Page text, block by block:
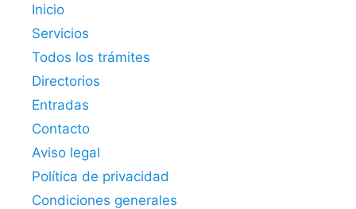
Inicio
Servicios
Todos los trámites
Directorios
Entradas
Contacto
Aviso legal
Política de privacidad
Condiciones generales